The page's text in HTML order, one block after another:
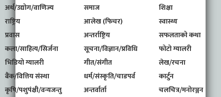
अर्थ/उद्योग/वाणिज्य
समाज
शिक्षा
राष्ट्रिय
आलेख (फिचर)
स्वास्थ्य
प्रवास
अन्तर्राष्ट्रिय
सफलताको कथा
कला/साहित्य/सिर्जना
सूचना/विज्ञान/प्रविधि
फोटो ग्यालरी
भिडियो ग्यालरी
गीत/संगीत
लेख/रचना
बैंक/वित्तिय संस्था
धर्म/संस्कृति/चाडपर्व
कार्टुन
कृषि/पशुपंक्षी/वन्यजन्तु
अन्तर्वार्ता
चलचित्र/मनोरञ्जन